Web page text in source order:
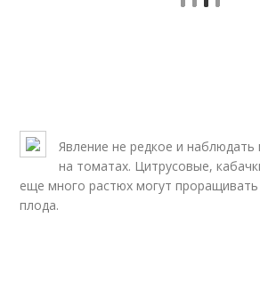
Явление не редкое и
на томатах. Цитрусовые,
еще много растюх могут проращивать
плода.